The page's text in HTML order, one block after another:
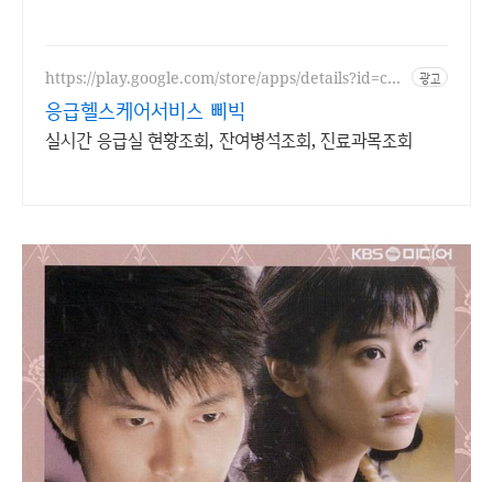
https://play.google.com/store/apps/details?id=co
광고
응급헬스케어서비스 삐빅
실시간 응급실 현황조회, 잔여병석조회, 진료과목조회